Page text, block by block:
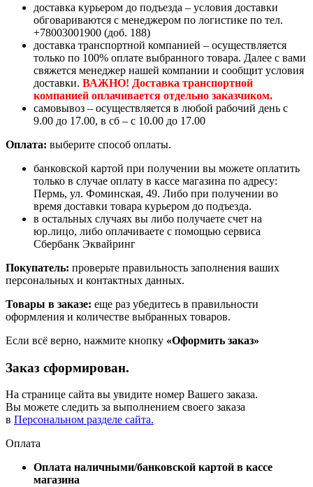
доставка курьером до подъезда – условия доставки
обговариваются с менеджером по логистике по тел.
+78003001900 (доб. 188)
доставка транспортной компанией – осуществляется
только по 100% оплате выбранного товара. Далее с вами
свяжется менеджер нашей компании и сообщит условия
доставки. ВАЖНО! Доставка транспортной
компанией оплачивается отдельно заказчиком.
самовывоз – осуществляется в любой рабочий день с
9.00 до 17.00, в сб – с 10.00 до 17.00
Оплата: выберите способ оплаты.
банковской картой при получении вы можете оплатить
только в случае оплату в кассе магазина по адресу:
Пермь, ул. Фоминская, 49. Либо при получении во
время доставки товара курьером до подъезда.
в остальных случаях вы либо получаете счет на
юр.лицо, либо оплачиваете с помощью сервиса
Сбербанк Эквайринг
Покупатель: проверьте правильность заполнения ваших
персональных и контактных данных.
Товары в заказе: еще раз убедитесь в правильности
оформления и количестве выбранных товаров.
Если всё верно, нажмите кнопку «Оформить заказ»
Заказ сформирован.
На странице сайта вы увидите номер Вашего заказа.
Вы можете следить за выполнением своего заказа
в Персональном разделе сайта.
Оплата
Оплата наличными/банковской картой в кассе
магазина